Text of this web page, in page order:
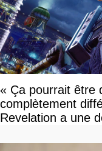
« Ça pourrait être
complètement
Revelation a une